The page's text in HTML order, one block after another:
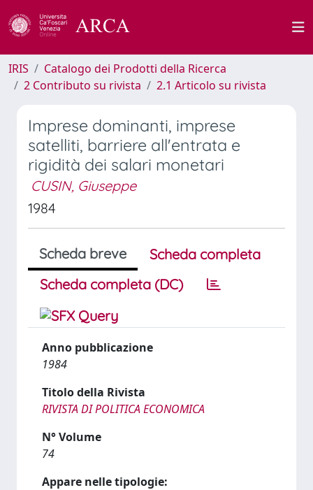
IRIS
Catalogo dei Prodotti della Ricerca
2 Contributo su rivista
2.1 Articolo su rivista
Imprese dominanti, imprese
satelliti, barriere all'entrata e
rigidità dei salari monetari
CUSIN, Giuseppe
1984
Scheda breve
Scheda completa
Scheda completa (DC)
Anno pubblicazione
1984
Titolo della Rivista
RIVISTA DI POLITICA ECONOMICA
N° Volume
74
Appare nelle tipologie: